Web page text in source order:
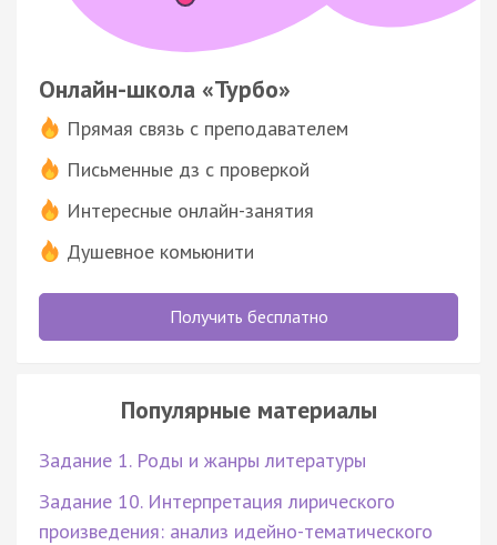
Онлайн-школа «Турбо»
Прямая связь с преподавателем
Письменные дз с проверкой
Интересные онлайн-занятия
Душевное комьюнити
Получить бесплатно
Популярные материалы
Задание 1. Роды и жанры литературы
Задание 10. Интерпретация лирического
произведения: анализ идейно-тематического